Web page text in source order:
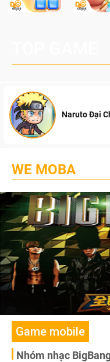
Naruto Đại
WE MOBA
Game mobile
Nhóm nhạc